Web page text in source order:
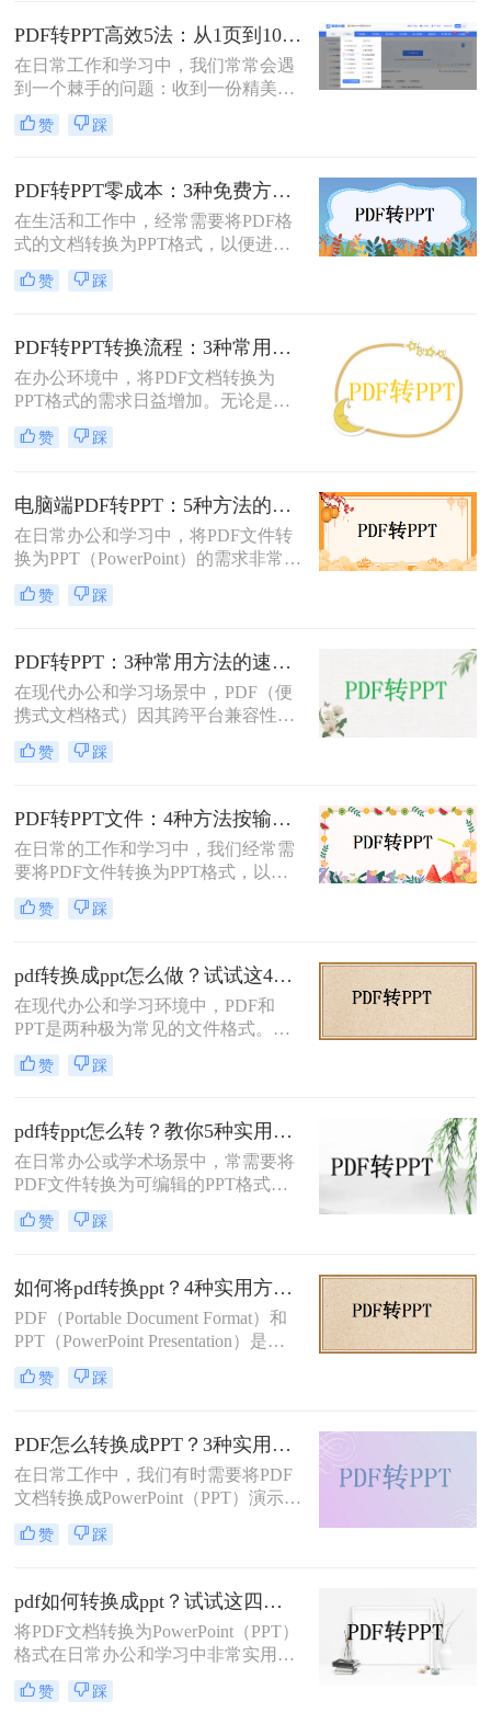
PDF转PPT高效5法：从1页到100页，方法选择差异很大！
在日常工作和学习中，我们常常会遇
到一个棘手的问题：收到一份精美的
PDF文件，却需要将其内容用于自己
的PPT演示文稿中。PDF因其格式固
它“只读”的特性也使其内容难以直接
编辑和复用。此时，将PDF转换为可
编辑的PPT就成了一个刚性需求。
赞 踩
PDF转PPT零成本：3种免费方案的实际效果和隐藏限制！
在生活和工作中，经常需要将PDF格
式的文档转换为PPT格式，以便进行
演示和讲解。然而，一些专业的PDF
转PPT软件可能需要付费购买。那么
介绍三种不需要花钱就能将PDF转换
成PPT的方法。
赞 踩
PDF转PPT转换流程：3种常用方法的速度和精度对比！
在办公环境中，将PDF文档转换为
PPT格式的需求日益增加。无论是为
了更好地展示信息，还是为了便于编
辑内容，掌握几种有效的PDF转PPT
怎么转换呢？本文将介绍三种常用的
方法来实现这一转换。
赞 踩
电脑端PDF转PPT：5种方法的安装配置和操作差异！
在日常办公和学习中，将PDF文件转
换为PPT（PowerPoint）的需求非常普
遍。无论是为了制作演示文稿、分享
资料还是教学用途，掌握高效的PDF
脑pdf如何转化为ppt呢？本文将详细
介绍五种将PDF转换成PPT的方法，
帮助您轻松应对各种需求。
赞 踩
PDF转PPT：3种常用方法的速度对比和适用文件类型！
在现代办公和学习场景中，PDF（便
携式文档格式）因其跨平台兼容性和
内容稳定性而广泛使用。然而，在某
些情况下，我们可能需要将PDF文件
以便于编辑、演示或分享。那么PDF
如何转ppt呢？本文将详细介绍几种常
用的PDF转PPT的方法。
赞 踩
PDF转PPT文件：4种方法按输出格式（pptx/ppt）和页数选择!
在日常的工作和学习中，我们经常需
要将PDF文件转换为PPT格式，以便
进行演示或编辑。那么如何将pdf转换
成ppt文件呢？本文将介绍四种常用的
赞 踩
pdf转换成ppt怎么做？试试这4个转换方法！
在现代办公和学习环境中，PDF和
PPT是两种极为常见的文件格式。
PDF文件因其出色的稳定性和兼容性
而被广泛用于文档分享和存储，而
睐。然而，有时我们需要将PDF转换
为PPT以便进行编辑和演示。那么pdf
转换成ppt怎么做呢？本文将详细介绍
几种将PDF转换为PPT的方法。
赞 踩
pdf转ppt怎么转？教你5种实用的方法！
在日常办公或学术场景中，常需要将
PDF文件转换为可编辑的PPT格式。
那么pdf转ppt怎么转呢？本文整理了5
种主流方法，从工具选择到操作细节
赞 踩
如何将pdf转换ppt？4种实用方法解析！
PDF（Portable Document Format）和
PPT（PowerPoint Presentation）是两
种常见的文件格式，分别用于文档存
储和演示文稿制作。在某些情况下，
式，以便在演示文稿中使用或进行进
一步编辑。那么如何将pdf转换ppt
呢？本文将详细介绍几种将PDF转换
为PPT的方法，帮助您高效地完成这
一任务。
赞 踩
PDF怎么转换成PPT？3种实用方法详解！
在日常工作中，我们有时需要将PDF
文档转换成PowerPoint（PPT）演示文
稿以方便展示或编辑。那么PDF怎么
转换成PPT呢？本文将介绍几种实现
赞 踩
pdf如何转换成ppt？试试这四种常用方法！
将PDF文档转换为PowerPoint（PPT）
格式在日常办公和学习中非常实用，
特别是在需要对内容进行编辑或演示
时。那么pdf如何转换成ppt呢？本文
赞 踩